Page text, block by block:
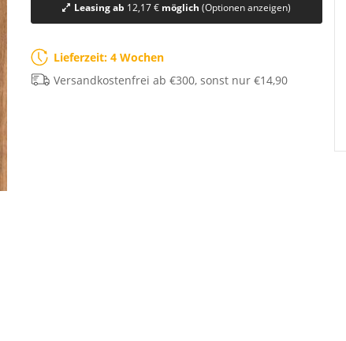
Leasing ab 12,17 € möglich (Optionen anzeigen)
Lieferzeit: 4 Wochen
Versandkostenfrei ab €300, sonst nur €14,90